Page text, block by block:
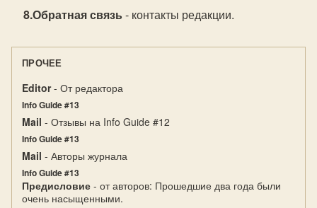
Обратная связь - контакты редакции.
ПРОЧЕЕ
Editor- От редактора
Info Guide #13
Mail - Отзывы на Info Guide #12
Info Guide #13
Mail - Авторы журнала
Info Guide #13
Предисловие - от авторов: Прошедшие два года были
очень насыщенными.